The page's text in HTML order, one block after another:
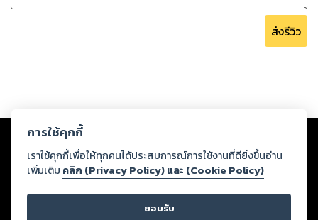
ส่งรีวิว
Copyright © 2026
ต่อผลงานหรือเนื้อหาใดที่อัปโหลดผ่านเว็บไซต์และปรากฏว่าละเมิดสิทธิใน
ทรัพย์สินทางปัญญาของบุคคลอื่นหรือขัดต่อกฎหมายและศีลธรรม ดังนั้น ผู้อ่าน
ทุกท่านโปรดใช้วิจารณญาณในการกลั่นกรองด้วยตนเอง และหากท่านพบว่าส่วน
หนึ่งส่วนใดขัดต่อกฎหมายและศีลธรรม กรุณาแจ้งมายังบริษัท เพื่อทีมงานจะได้
ดำเนินการในทันที ทั้งนี้ ทางสตอรี่ล็อกขอสงวนลิขสิทธิ์ตามพระราชบัญญัติ
ลิขสิทธิ์ พ.ศ. 2537 (ฉบับล่าสุด)
การใช้คุกกี้
เราใช้คุกกี้เพื่อให้ทุกคนได้ประสบการณ์การใช้งานที่ดียิ่งขึ้นอ่าน
เพิ่มเติม คลิก (Privacy Policy) และ (Cookie Policy)
ยอมรับ